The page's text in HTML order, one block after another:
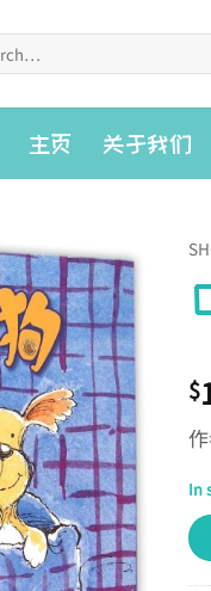
主页 关于我们
Add to
wishlist
$
In